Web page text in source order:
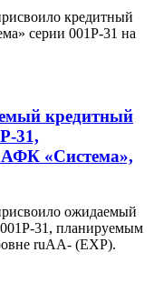
кредитный
серии 001Р-31 на
кредитный
31,
«Система»,
ожидаемый
31, планируемым
ruAA- (EXP).